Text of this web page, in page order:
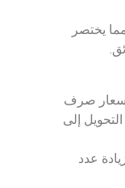
يختصر
صرف
إلى
عدد